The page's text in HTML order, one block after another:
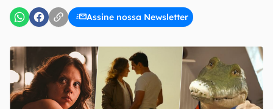
Assine nossa Newsletter
Uso e Política de Privacidade do Canaltech.